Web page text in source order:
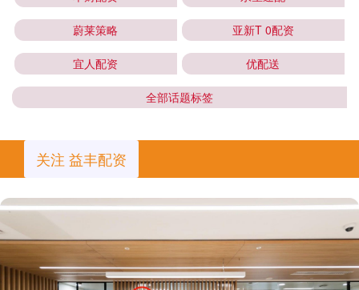
蔚莱策略 亚新T 0配资
宜人配资 优配送
全部话题标签
关注 益丰配资